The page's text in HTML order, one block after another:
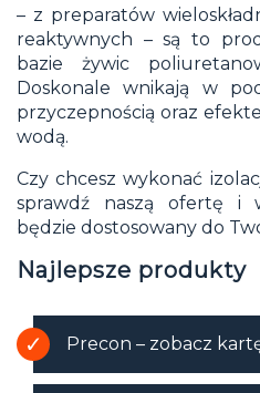
– z preparatów
reaktywnych – są to
bazie żywic
Doskonale wnikają w
przyczepnością oraz
wodą.
Czy chcesz wykonać
sprawdź naszą ofertę i
będzie dostosowany do
Najlepsze produkty
Precon – zobacz